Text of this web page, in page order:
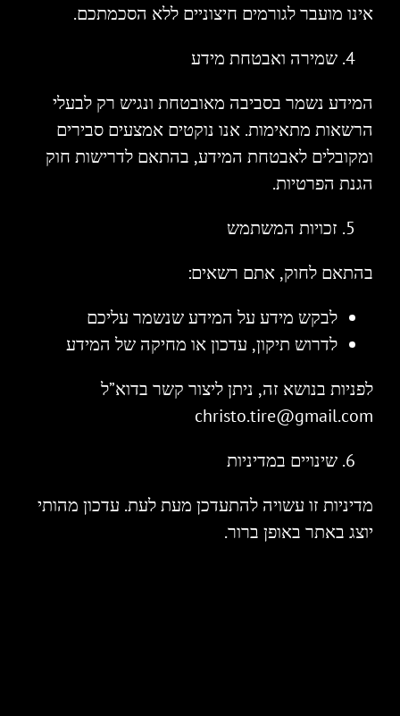
אינו מועבר לגורמים חיצוניים ללא הסכמתכם.
שמירה ואבטחת מידע
המידע נשמר בסביבה מאובטחת ונגיש רק לבעלי
הרשאות מתאימות. אנו נוקטים אמצעים סבירים
ומקובלים לאבטחת המידע, בהתאם לדרישות חוק
הגנת הפרטיות.
זכויות המשתמש
בהתאם לחוק, אתם רשאים:
לבקש מידע על המידע שנשמר עליכם
לדרוש תיקון, עדכון או מחיקה של המידע
לפניות בנושא זה, ניתן ליצור קשר בדוא”ל
christo.tire@gmail.com
שינויים במדיניות
מדיניות זו עשויה להתעדכן מעת לעת. עדכון מהותי
יוצג באתר באופן ברור.